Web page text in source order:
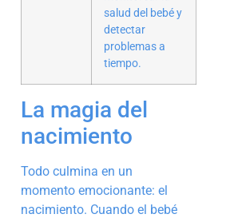
salud del bebé y
detectar
problemas a
tiempo.
La magia del
nacimiento
Todo culmina en un
momento emocionante: el
nacimiento. Cuando el bebé